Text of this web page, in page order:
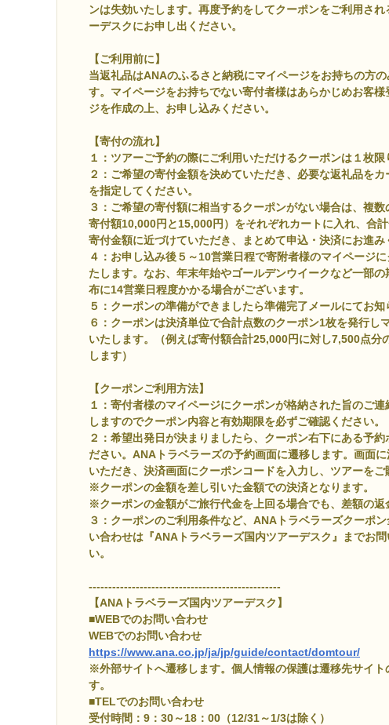
ンは失効いたします。再度予約をしてクーポンをご利用さ
ーデスクにお申し出ください。
【ご利用前に】
当返礼品はANAのふるさと納税にマイページをお持ちの方
す。マイページをお持ちでない寄付者様はあらかじめお客様
ジを作成の上、お申し込みください。
【寄付の流れ】
１：ツアーご予約の際にご利用いただけるクーポンは１枚限
２：ご希望の寄付金額を決めていただき、必要な返礼品を
を指定してください。
３：ご希望の寄付額に相当するクーポンがない場合は、複
寄付額10,000円と15,000円）をそれぞれカートに入れ、合
寄付金額に近づけていただき、まとめて申込・決済にお進み
４：お申し込み後５～10営業日程で寄附者様のマイページ
たします。なお、年末年始やゴールデンウイークなど一部
布に14営業日程度かかる場合がございます。
５： クーポンの準備ができましたら準備完了メールにてお知
６：クーポンは決済単位で合計点数のクーポン1枚を発行し
いたします。（例えば寄付額合計25,000円に対し7,500点分
します）
【クーポンご利用方法】
１：寄付者様のマイページにクーポンが格納された旨のご連
しますのでクーポン内容と有効期限を必ずご確認ください。
２：希望出発日が決まりましたら、クーポン右下にある予約
ださい。ANAトラベラーズの予約画面に遷移します。画面
いただき、決済画面にクーポンコードを入力し、ツアーをご
※クーポンの金額を差し引いた金額での決済となります。
※クーポンの金額がご旅行代金を上回る場合でも、差額の返
３：クーポンのご利用条件など、ANAトラベラーズクーポ
い合わせは『ANAトラベラーズ国内ツアーデスク』までお
い。
-------------------------------------------------
【ANAトラベラーズ国内ツアーデスク】
■WEBでのお問い合わせ
WEBでのお問い合わせ
https://www.ana.co.jp/ja/jp/guide/contact/domtour/
※外部サイトへ遷移します。個人情報の保護は遷移先サイト
す。
■TELでのお問い合わせ
受付時間：9：30～18：00（12/31～1/3は除く）